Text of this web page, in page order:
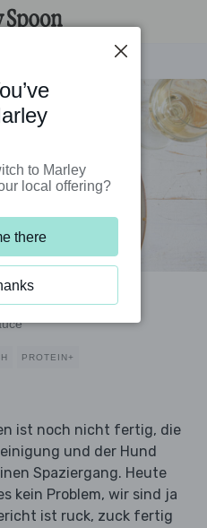
PROTEIN+
ist noch nicht fertig, die
und der Hund
Spaziergang. Heute
kein Problem, wir sind ja
ist ruck, zuck fertig
to Marley
local offering?
there